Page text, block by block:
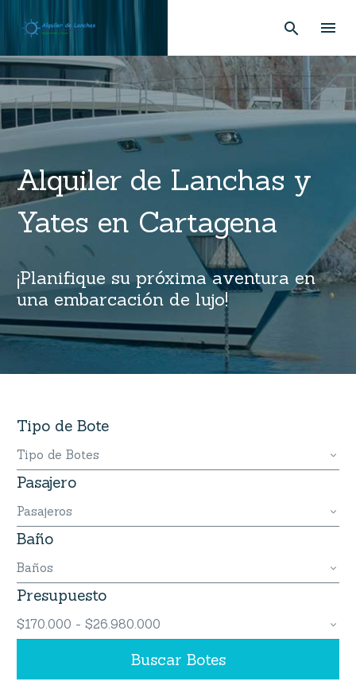
Alquiler de Lanchas y
Yates en Cartagena
¡Planifique su próxima aventura en
una embarcación de lujo!
Tipo de Bote
Tipo de Botes
Pasajero
Pasajeros
Baño
Baños
Presupuesto
$170.000 - $26.980.000
Buscar Botes